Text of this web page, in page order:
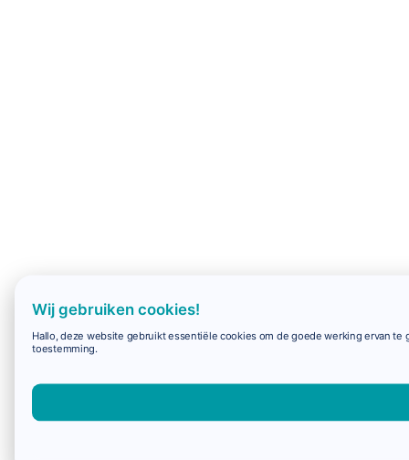
Wij gebruiken cookies!
Hallo, deze website gebruikt essentiële cookies om de goede werking ervan
toestemming.